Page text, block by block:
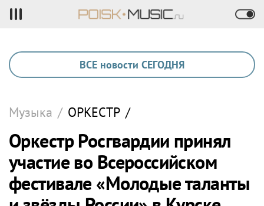
ВСЕ новости СЕГОДНЯ
Музыка / ОРКЕСТР /
Оркестр Росгвардии принял
участие во Всероссийском
фестивале «Молодые таланты